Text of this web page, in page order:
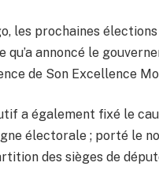
les prochaines
qu’a annoncé le
de Son Excellence
a également fixé le
électorale ; porté le
des sièges de